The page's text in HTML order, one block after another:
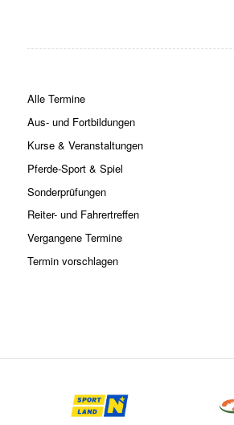
Alle Termine
Aus- und Fortbildungen
Kurse & Veranstaltungen
Pferde-Sport & Spiel
Sonderprüfungen
Reiter- und Fahrertreffen
Vergangene Termine
Termin vorschlagen